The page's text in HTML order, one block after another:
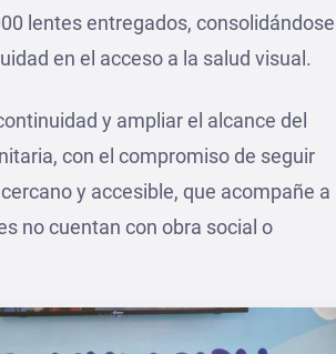
lentes entregados, consolidándose
en el acceso a la salud visual.
y ampliar el alcance del
con el compromiso de seguir
y accesible, que acompañe a
no cuentan con obra social o